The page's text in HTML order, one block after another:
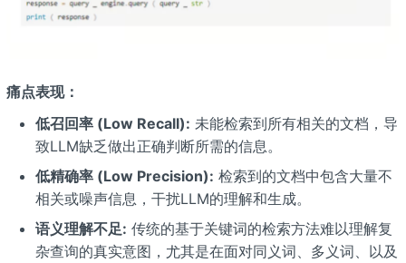
痛点表现：
低召回率 (Low Recall): 未能检索到所有相关的文档，导
致LLM缺乏做出正确判断所需的信息。
低精确率 (Low Precision): 检索到的文档中包含大量不
相关或噪声信息，干扰LLM的理解和生成。
语义理解不足: 传统的基于关键词的检索方法难以理解复
杂查询的真实意图，尤其是在面对同义词、多义词、以及